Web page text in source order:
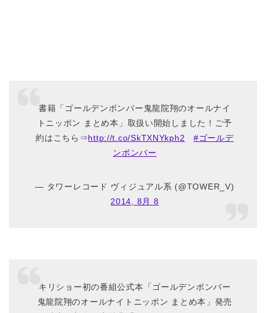
書籍「ゴールデンボンバー鬼龍院翔のオールナイ
トニッポン まとめ本」取扱い開始しました！ご予
約はこちら⇒http://t.co/SkTXNYkph2
#ゴールデ
ンボンバー
— タワーレコード ヴィジュアル系 (@TOWER_V)
2014, 8月 8
キリショー初の番組公式本「ゴールデンボンバー
鬼龍院翔のオールナイトニッポン まとめ本」発売